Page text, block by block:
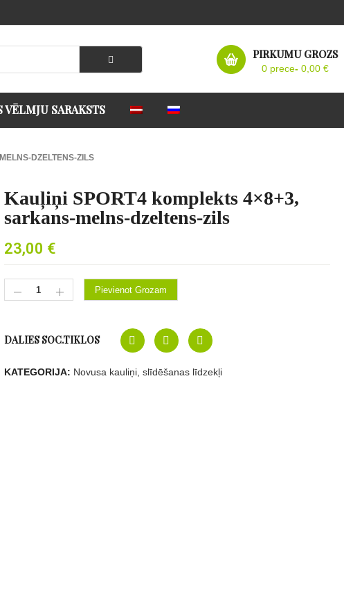
PIRKUMU GROZS
0 prece- 0,00€
VĒLMJU SARAKSTS
DZELTENS-ZILS
Kauļiņi SPORT4 komplekts 4×8+3,
sarkans-melns-dzeltens-zils
23,00 €
Pievienot Grozam
DALIES SOC.TIKLOS
KATEGORIJA: Novusa kauliņi, slīdēšanas līdzekļi